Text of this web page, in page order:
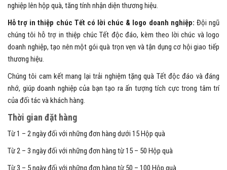
nghiệp lên hộp quà, tăng tính nhận diện thương hiệu.
Hỗ trợ in thiệp chúc Tết có lời chúc & logo doanh nghiệp: Đội ngũ
chúng tôi hỗ trợ in thiệp chúc Tết độc đáo, kèm theo lời chúc và logo
doanh nghiệp, tạo nên một gói quà trọn vẹn và tận dụng cơ hội giao tiếp
thương hiệu.
Chúng tôi cam kết mang lại trải nghiệm tặng quà Tết độc đáo và đáng
nhớ, giúp doanh nghiệp của bạn tạo ra ấn tượng tích cực trong tâm trí
của đối tác và khách hàng.
Thời gian đặt hàng
Từ 1 – 2 ngày đối với những đơn hàng dưới 15 Hộp quà
Từ 2 – 3 ngày đối với những đơn hàng từ 15 – 50 Hộp quà
Từ 3 – 5 ngày đối với những đơn hàng từ 50 – 100 Hộp quà